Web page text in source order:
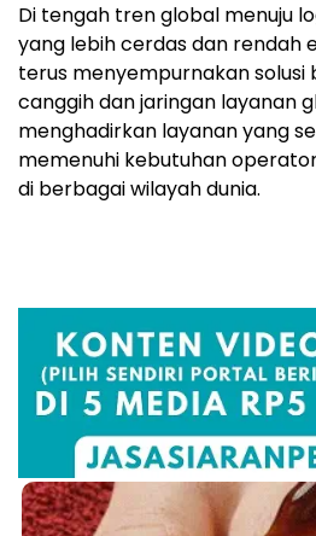
Di tengah tren global menuju
yang lebih cerdas dan rendah
terus menyempurnakan solusi
canggih dan jaringan layanan
menghadirkan layanan yang
memenuhi kebutuhan
di berbagai wilayah dunia.